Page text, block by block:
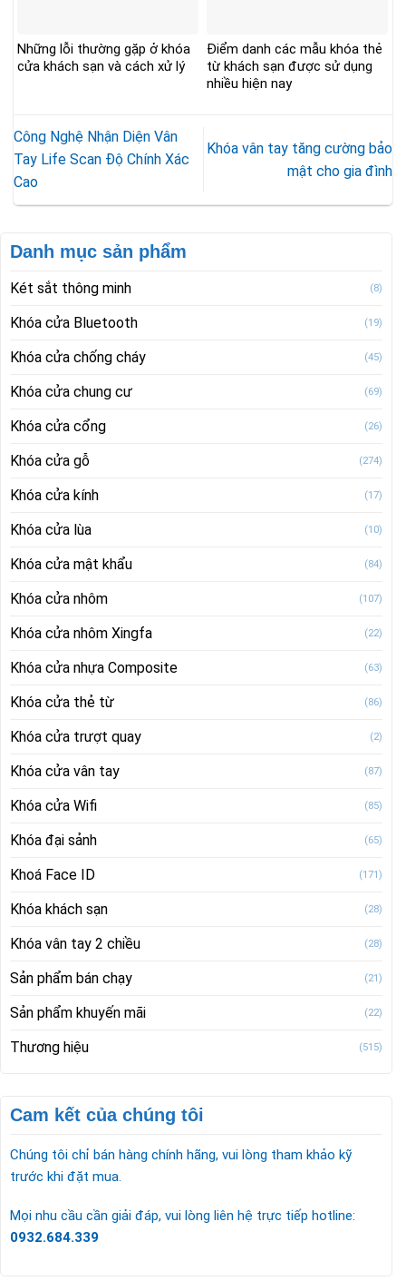
Những lỗi thường gặp ở khóa
cửa khách sạn và cách xử lý
Điểm danh các mẫu khóa thẻ
từ khách sạn được sử dụng
nhiều hiện nay
Công Nghệ Nhận Diện Vân
Tay Life Scan Độ Chính Xác
Cao
Khóa vân tay tăng cường bảo
mật cho gia đình
Danh mục sản phẩm
Két sắt thông minh (8)
Khóa cửa Bluetooth (19)
Khóa cửa chống cháy (45)
Khóa cửa chung cư (69)
Khóa cửa cổng (26)
Khóa cửa gỗ (274)
Khóa cửa kính (17)
Khóa cửa lùa (10)
Khóa cửa mật khẩu (84)
Khóa cửa nhôm (107)
Khóa cửa nhôm Xingfa (22)
Khóa cửa nhựa Composite (63)
Khóa cửa thẻ từ (86)
Khóa cửa trượt quay (2)
Khóa cửa vân tay (87)
Khóa cửa Wifi (85)
Khóa đại sảnh (65)
Khoá Face ID (171)
Khóa khách sạn (28)
Khóa vân tay 2 chiều (28)
Sản phẩm bán chạy (21)
Sản phẩm khuyến mãi (22)
Thương hiệu (515)
Cam kết của chúng tôi
Chúng tôi chỉ bán hàng chính hãng, vui lòng tham khảo kỹ
trước khi đặt mua.
Mọi nhu cầu cần giải đáp, vui lòng liên hệ trực tiếp hotline:
0932.684.339